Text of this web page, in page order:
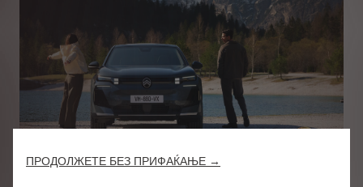
ПРОДОЛЖЕТЕ БЕЗ ПРИФАЌАЊЕ →